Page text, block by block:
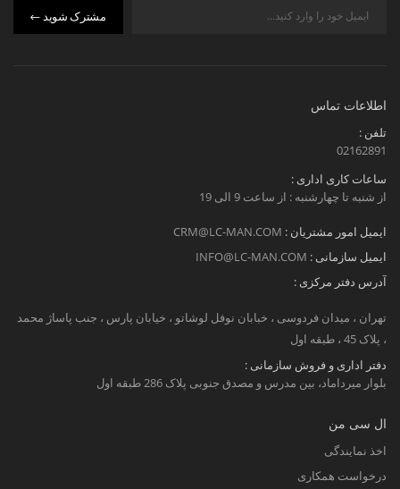
مشترک شوید
اطلاعات تماس
تلفن :
02162891
ساعات کاری اداری :
از شنبه تا چهارشنبه : از ساعت 9 الی 19
ایمیل امور مشتریان : CRM@LC-MAN.COM
ایمیل سازمانی : INFO@LC-MAN.COM
آدرس دفتر مرکزی :
تهران ، میدان فردوسی ، خبابان نوفل لوشاتو ، خیابان پارس ، جنب پاساژ محمد
، پلاک 45 ، طبقه اول
دفتر اداری و فروش سازمانی :
بلوار میرداماد، بین مدرس و مصدق جنوبی پلاک 286 طبقه اول
ال سی من
اخذ نمایندگی
درخواست همکاری